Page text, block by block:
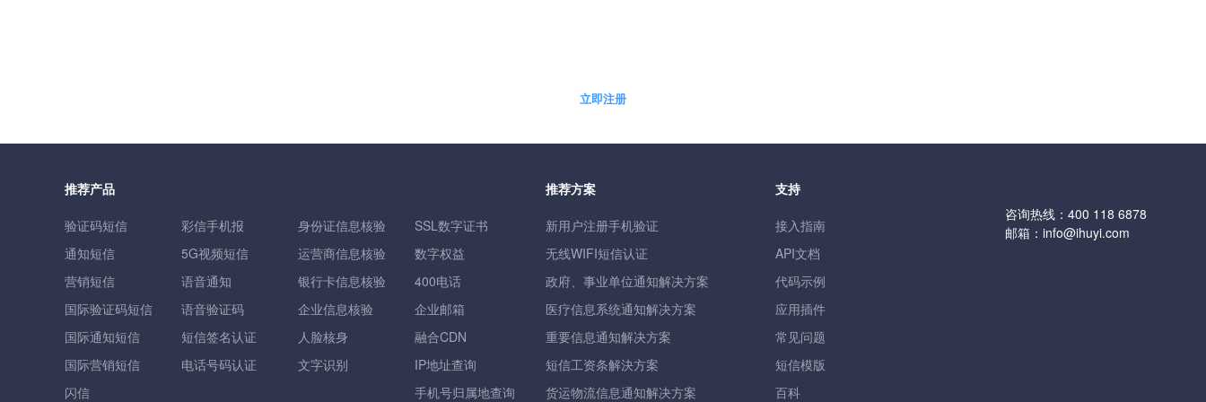
立即注册
推荐产品
验证码短信
通知短信
营销短信
国际验证码短信
国际通知短信
国际营销短信
闪信
彩信手机报
5G视频短信
语音通知
语音验证码
短信签名认证
电话号码认证
身份证信息核验
运营商信息核验
银行卡信息核验
企业信息核验
人脸核身
文字识别
SSL数字证书
数字权益
400电话
企业邮箱
融合CDN
IP地址查询
手机号归属地查询
推荐方案
新用户注册手机验证
无线WIFI短信认证
政府、事业单位通知解决方案
医疗信息系统通知解决方案
重要信息通知解决方案
短信工资条解決方案
货运物流信息通知解决方案
支持
接入指南
API文档
代码示例
应用插件
常见问题
短信模版
百科
咨询热线： 400 118 6878
邮箱： info@ihuyi.com